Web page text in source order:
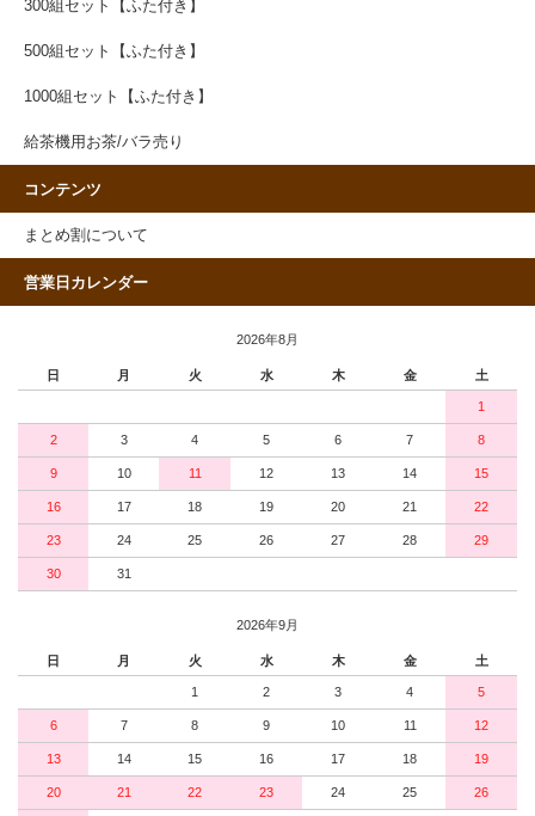
300組セット【ふた付き】
500組セット【ふた付き】
1000組セット【ふた付き】
給茶機用お茶/バラ売り
コンテンツ
まとめ割について
営業日カレンダー
2026年8月
日 月 火 水 木 金 土
1
2 3 4 5 6 7 8
9 10 11 12 13 14 15
16 17 18 19 20 21 22
23 24 25 26 27 28 29
30 31
2026年9月
日 月 火 水 木 金 土
1 2 3 4 5
6 7 8 9 10 11 12
13 14 15 16 17 18 19
20 21 22 23 24 25 26